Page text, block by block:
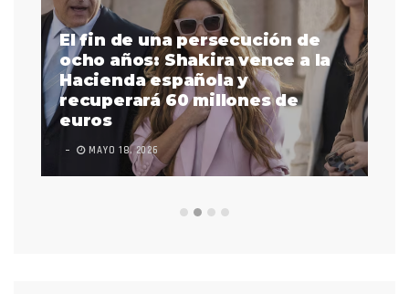
El fin de una persecución de
ocho años: Shakira vence a la
Hacienda española y
recuperará 60 millones de
euros
MAYO 18, 2026